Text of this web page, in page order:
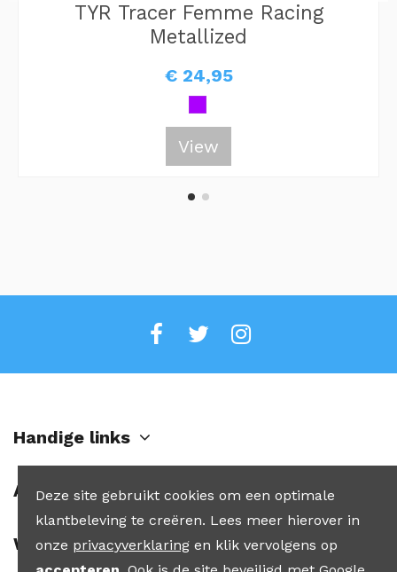
TYR Tracer Femme Racing
Metallized
€ 24,95
View
Handige links
Account
Winkel
Deze site gebruikt cookies om een optimale
klantbeleving te creëren. Lees meer hierover in
onze privacyverklaring en klik vervolgens op